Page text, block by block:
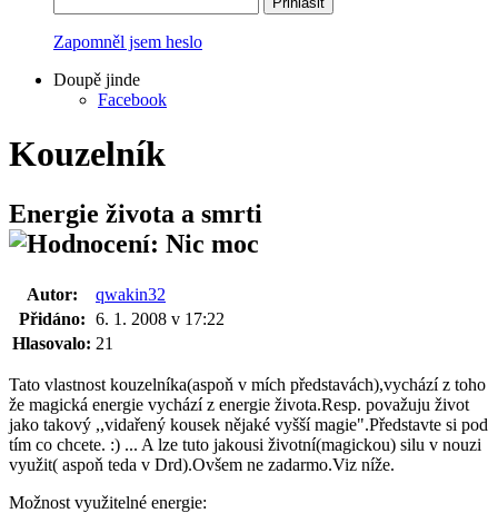
Zapomněl jsem heslo
Doupě jinde
Facebook
Kouzelník
Energie života a smrti
Autor:
qwakin32
Přidáno: 6. 1. 2008 v 17:22
Hlasovalo: 21
Tato vlastnost kouzelníka(aspoň v mích představách),vychází z toho
že magická energie vychází z energie života.Resp. považuju život
jako takový ,,vidařený kousek nějaké vyšší magie".Představte si pod
tím co chcete. :) ... A lze tuto jakousi životní(magickou) silu v nouzi
využit( aspoň teda v Drd).Ovšem ne zadarmo.Viz níže.
Možnost využitelné energie: